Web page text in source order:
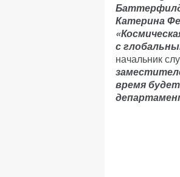
Катерина
с
начальник
время